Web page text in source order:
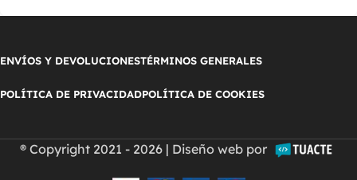
ENVÍOS Y DEVOLUCIONESTÉRMINOS GENERALES
POLÍTICA DE PRIVACIDADPOLÍTICA DE COOKIES
® Copyright 2021 - 2026 | Diseño web por